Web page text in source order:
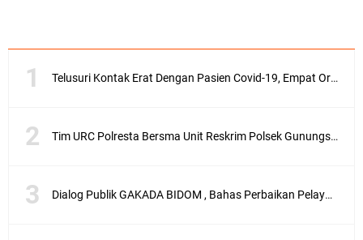
Telusuri Kontak Erat Dengan Pasien Covid-19, Empat Orang di Desa Kedaro Sekotong Dirapid
Tim URC Polresta Bersma Unit Reskrim Polsek Gunungsari Tangkap Pelaku Curanmor
Dialog Publik GAKADA BIDOM , Bahas Perbaikan Pelayanan Medis di NTB